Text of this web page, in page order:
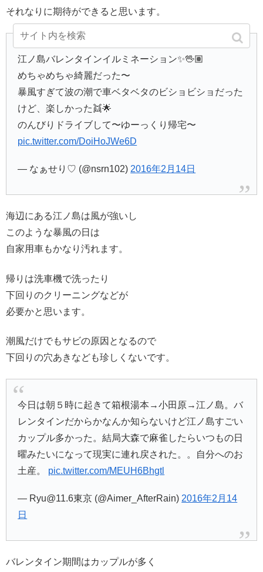
それなりに期待ができると思います。
江ノ島バレンタインイルミネーション✨🖖🏽
めちゃめちゃ綺麗だった〜
暴風すぎて波の潮で車ベタベタのビショビショだった
けど、楽しかった👯🌟
のんびりドライブして〜ゆーっくり帰宅〜
pic.twitter.com/DoiHoJWe6D
— なぁせり♡ (@nsrn102) 2016年2月14日
海辺にある江ノ島は風が強いし
このような暴風の日は
自家用車もかなり汚れます。
帰りは洗車機で洗ったり
下回りのクリーニングなどが
必要かと思います。
潮風だけでもサビの原因となるので
下回りの穴あきなども珍しくないです。
今日は朝５時に起きて箱根湯本→小田原→江ノ島。バ
レンタインだからかなんか知らないけど江ノ島すごい
カップル多かった。結局大森で麻雀したらいつもの日
曜みたいになって現実に連れ戻された。。自分へのお
土産。 pic.twitter.com/MEUH6Bhgtl
— Ryu@11.6東京 (@Aimer_AfterRain) 2016年2月14
日
バレンタイン期間はカップルが多く